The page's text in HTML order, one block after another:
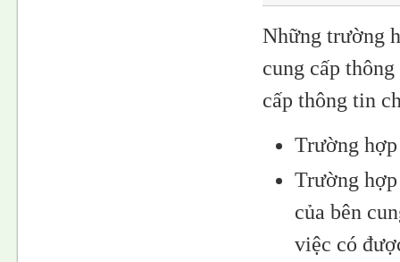
Những trường
cung cấp
cấp thông tin
Trường
Trường
của bên
việc có